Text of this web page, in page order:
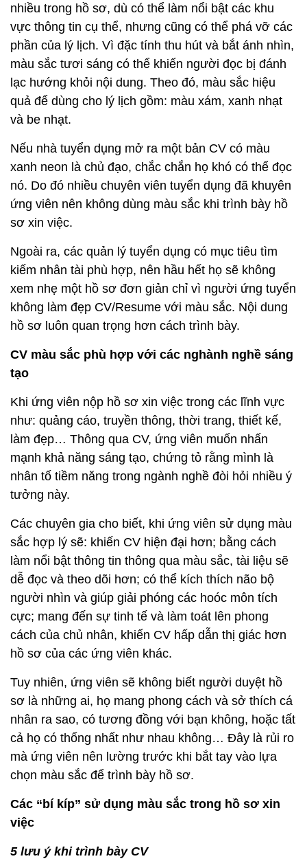
nhiều trong hồ sơ, dù có thể làm nổi bật các khu
vực thông tin cụ thể, nhưng cũng có thể phá vỡ các
phần của lý lịch. Vì đặc tính thu hút và bắt ánh nhìn,
màu sắc tươi sáng có thể khiến người đọc bị đánh
lạc hướng khỏi nội dung. Theo đó, màu sắc hiệu
quả để dùng cho lý lịch gồm: màu xám, xanh nhạt
và be nhạt.
Nếu nhà tuyển dụng mở ra một bản CV có màu
xanh neon là chủ đạo, chắc chắn họ khó có thể đọc
nó. Do đó nhiều chuyên viên tuyển dụng đã khuyên
ứng viên nên không dùng màu sắc khi trình bày hồ
sơ xin việc.
Ngoài ra, các quản lý tuyển dụng có mục tiêu tìm
kiếm nhân tài phù hợp, nên hầu hết họ sẽ không
xem nhẹ một hồ sơ đơn giản chỉ vì người ứng tuyển
không làm đẹp CV/Resume với màu sắc. Nội dung
hồ sơ luôn quan trọng hơn cách trình bày.
CV màu sắc phù hợp với các nghành nghề sáng
tạo
Khi ứng viên nộp hồ sơ xin việc trong các lĩnh vực
như: quảng cáo, truyền thông, thời trang, thiết kế,
làm đẹp… Thông qua CV, ứng viên muốn nhấn
mạnh khả năng sáng tạo, chứng tỏ rằng mình là
nhân tố tiềm năng trong ngành nghề đòi hỏi nhiều ý
tưởng này.
Các chuyên gia cho biết, khi ứng viên sử dụng màu
sắc hợp lý sẽ: khiến CV hiện đại hơn; bằng cách
làm nổi bật thông tin thông qua màu sắc, tài liệu sẽ
dễ đọc và theo dõi hơn; có thể kích thích não bộ
người nhìn và giúp giải phóng các hoóc môn tích
cực; mang đến sự tinh tế và làm toát lên phong
cách của chủ nhân, khiến CV hấp dẫn thị giác hơn
hồ sơ của các ứng viên khác.
Tuy nhiên, ứng viên sẽ không biết người duyệt hồ
sơ là những ai, họ mang phong cách và sở thích cá
nhân ra sao, có tương đồng với bạn không, hoặc tất
cả họ có thống nhất như nhau không… Đây là rủi ro
mà ứng viên nên lường trước khi bắt tay vào lựa
chọn màu sắc để trình bày hồ sơ.
Các “bí kíp” sử dụng màu sắc trong hồ sơ xin
việc
5 lưu ý khi trình bày CV